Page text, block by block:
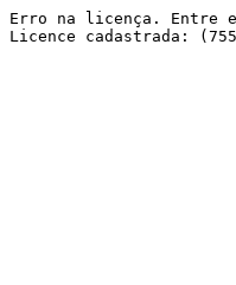
Erro na licença. Entre
Licence cadastrada: